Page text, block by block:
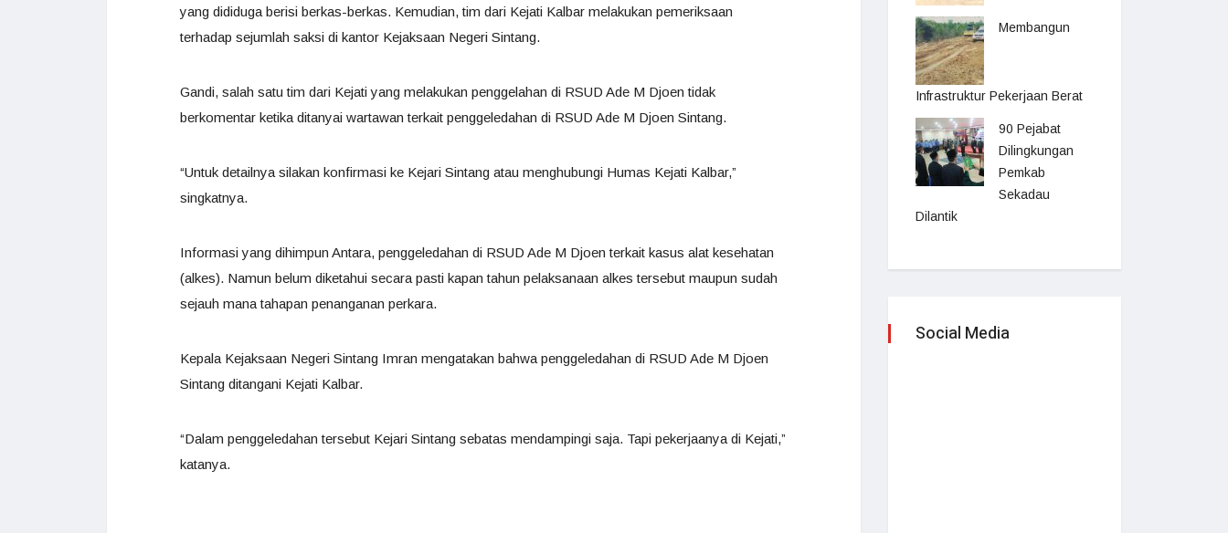
yang dididuga berisi berkas-berkas. Kemudian, tim dari Kejati Kalbar melakukan pemeriksaan
terhadap sejumlah saksi di kantor Kejaksaan Negeri Sintang.
Gandi, salah satu tim dari Kejati yang melakukan penggelahan di RSUD Ade M Djoen tidak
berkomentar ketika ditanyai wartawan terkait penggeledahan di RSUD Ade M Djoen Sintang.
“Untuk detailnya silakan konfirmasi ke Kejari Sintang atau menghubungi Humas Kejati Kalbar,”
singkatnya.
Informasi yang dihimpun Antara, penggeledahan di RSUD Ade M Djoen terkait kasus alat kesehatan
(alkes). Namun belum diketahui secara pasti kapan tahun pelaksanaan alkes tersebut maupun sudah
sejauh mana tahapan penanganan perkara.
Kepala Kejaksaan Negeri Sintang Imran mengatakan bahwa penggeledahan di RSUD Ade M Djoen
Sintang ditangani Kejati Kalbar.
“Dalam penggeledahan tersebut Kejari Sintang sebatas mendampingi saja. Tapi pekerjaanya di Kejati,”
katanya.
Membangun
Infrastruktur Pekerjaan Berat
90 Pejabat
Dilingkungan
Pemkab
Sekadau
Dilantik
Social Media